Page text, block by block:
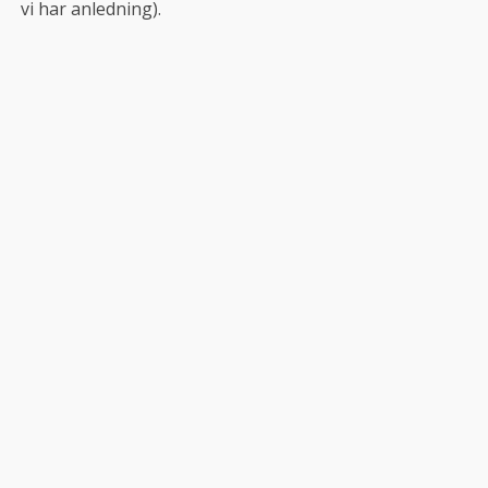
vi har anledning).